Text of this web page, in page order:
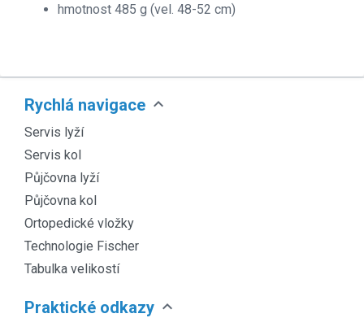
hmotnost 485 g (vel. 48-52 cm)
Rychlá navigace expand_more
Servis lyží
Servis kol
Půjčovna lyží
Půjčovna kol
Ortopedické vložky
Technologie Fischer
Tabulka velikostí
Praktické odkazy expand_more